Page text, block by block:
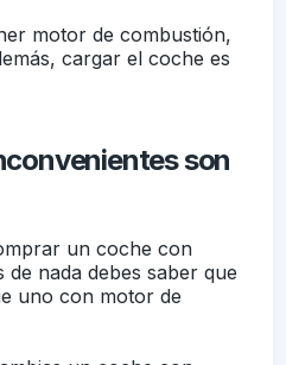
motor de combustión,
cargar el coche es
son
un coche con
nada debes saber que
uno con motor de